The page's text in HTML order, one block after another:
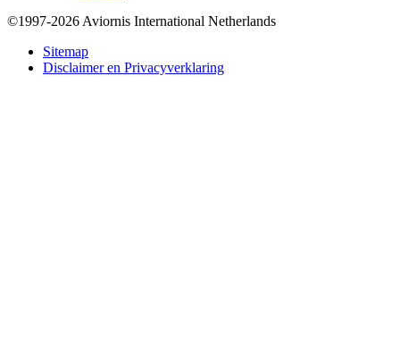
Bottom
©1997-2026 Aviornis International Netherlands
Sitemap
Disclaimer en Privacyverklaring